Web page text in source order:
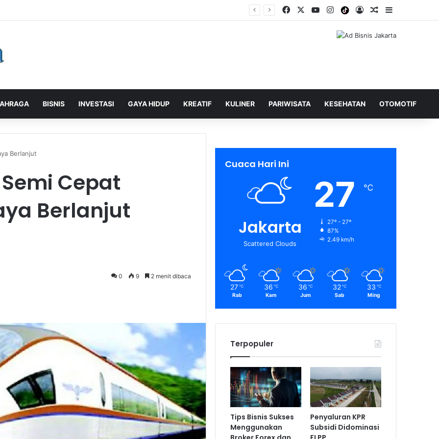
Pelanggan, PLN Icon Plus Sabet Tiga Penghargaan CCW 2026 Facebook YouTubeInstagramTiktokLog InShuffle Berita
BISNIS INVESTASI GAYA HIDUP KREATIF KULINER PARIWISATA KESEHATAN OTOMOTIF
Berlanjut
Cepat
Berlanjut
0 9 2 menit dibaca
Cuaca Hari Ini
Jakarta
Scattered Clouds
27 ℃
27º - 27º
87%
2.49 km/h
27 ℃
Rab
36 ℃
Kam
36 ℃
Jum
32 ℃
Sab
33 ℃
Ming
Terpopuler
Tips Bisnis Sukses
Menggunakan
Penyaluran KPR
Subsidi Didominasi